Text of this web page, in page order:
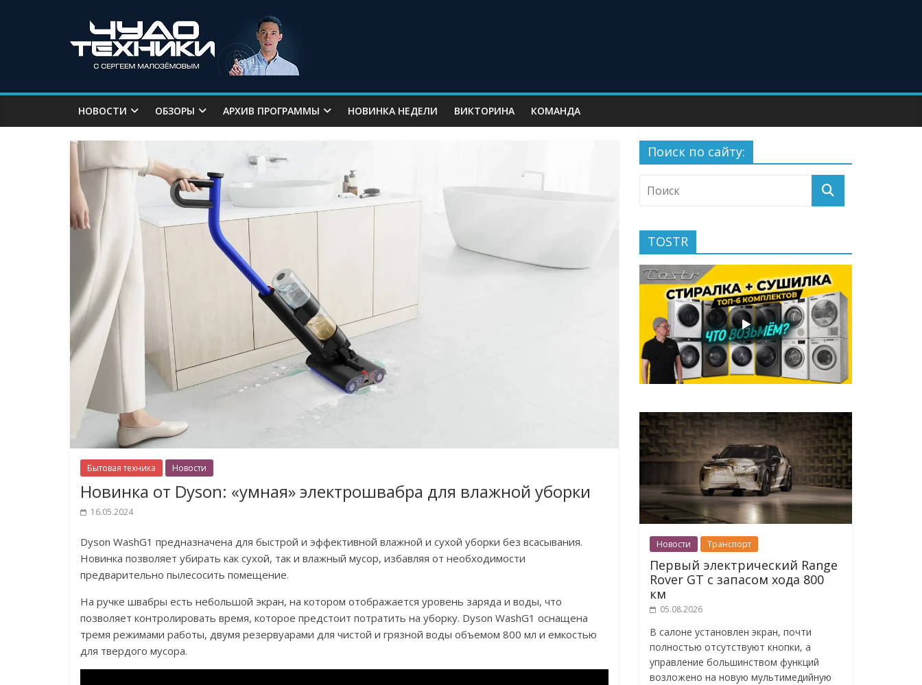
НОВОСТИ ОБЗОРЫ АРХИВ ПРОГРАММЫ НОВИНКА НЕДЕЛИ ВИКТОРИНА КОМАНДА
Бытовая техника Новости
Новинка от Dyson: «умная» электрошвабра для влажной уборки
16.05.2024
Dyson WashG1 предназначена для быстрой и эффективной влажной и сухой уборки без всасывания.
Новинка позволяет убирать как сухой, так и влажный мусор, избавляя от необходимости
предварительно пылесосить помещение.
На ручке швабры есть небольшой экран, на котором отображается уровень заряда и воды, что
позволяет контролировать время, которое предстоит потратить на уборку. Dyson WashG1 оснащена
тремя режимами работы, двумя резервуарами для чистой и грязной воды объемом 800 мл и емкостью
для твердого мусора.
Поиск по сайту:
TOSTR
Новости Транспорт
Первый электрический Range
Rover GT с запасом хода 800
км
05.08.2026
В салоне установлен экран, почти
полностью отсутствуют кнопки, а
управление большинством функций
возложено на новую мультимедийную